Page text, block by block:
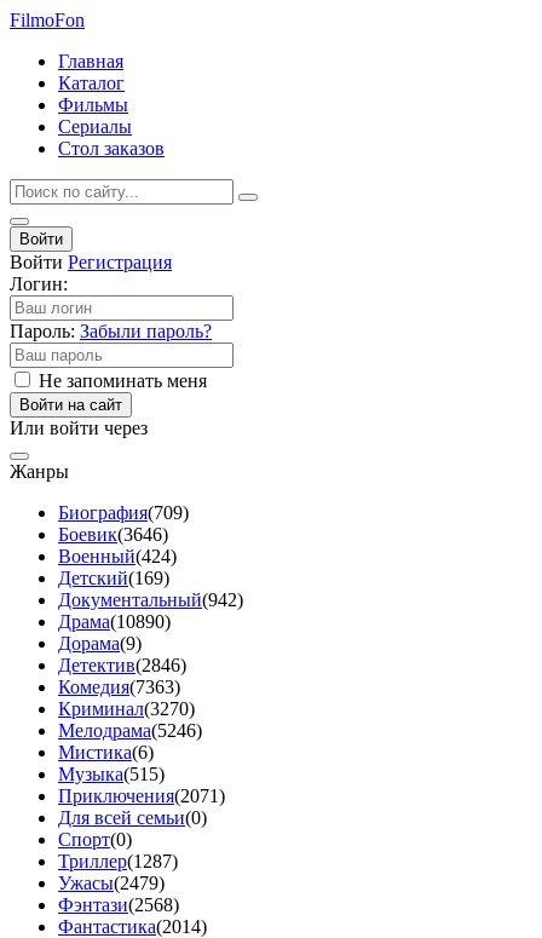
FilmoFon
Главная
Каталог
Фильмы
Сериалы
Стол заказов
Войти
Войти Регистрация
Логин:
Пароль: Забыли пароль?
Не запоминать меня
Войти на сайт
Или войти через
Жанры
Биография(709)
Боевик(3646)
Военный(424)
Детский(169)
Документальный(942)
Драма(10890)
Дорама(9)
Детектив(2846)
Комедия(7363)
Криминал(3270)
Мелодрама(5246)
Мистика(6)
Музыка(515)
Приключения(2071)
Для всей семьи(0)
Спорт(0)
Триллер(1287)
Ужасы(2479)
Фэнтази(2568)
Фантастика(2014)